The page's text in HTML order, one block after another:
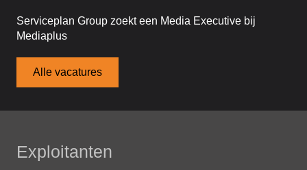
Serviceplan Group zoekt een Media Executive bij
Mediaplus
Alle vacatures
Exploitanten